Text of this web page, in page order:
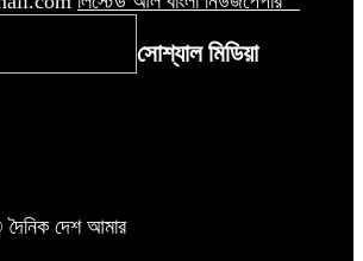
সোশ্যাল মিডিয়া
দেশ আমার